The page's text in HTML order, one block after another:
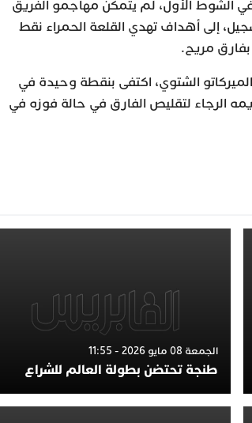
الشوط الأول، لم يتمكن مهاجمو الفريق
إلى أهداف تهدي القلعة الحمراء نقط
بفارق مريح.
الشتوي، اكتفى بنقطة وحيدة في
الرجاء لتقليص الفارق في حالة فوزه في
الجمعة 08 مايو 2026 - 11:55
طنجة تحتضن بطولة العالم للشراع